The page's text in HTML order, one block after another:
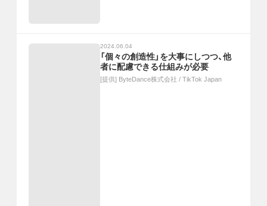
2024.06.04
「個々の創造性」を大事にしつつ、他
者に配慮できる仕組みが必要
[提供] ByteDance株式会社 / TikTok Japan